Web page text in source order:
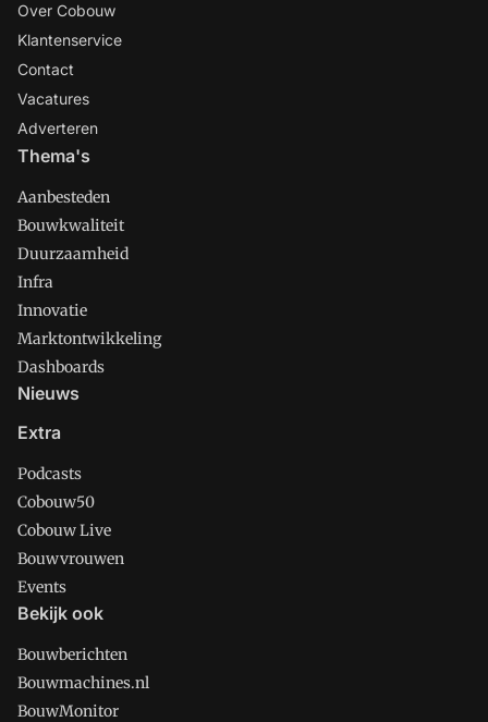
Over Cobouw
Klantenservice
Contact
Vacatures
Adverteren
Thema's
Aanbesteden
Bouwkwaliteit
Duurzaamheid
Infra
Innovatie
Marktontwikkeling
Dashboards
Nieuws
Extra
Podcasts
Cobouw50
Cobouw Live
Bouwvrouwen
Events
Bekijk ook
Bouwberichten
Bouwmachines.nl
BouwMonitor